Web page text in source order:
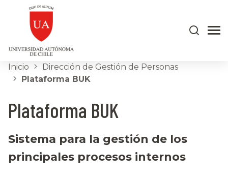
Inicio
Dirección de Gestión de Personas
Plataforma BUK
Plataforma BUK
Sistema para la gestión de los
principales procesos internos